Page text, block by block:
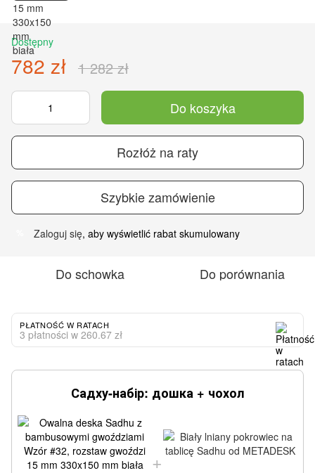
Dostępny
782 zł 1 282 zł
Do koszyka
Rozłóż na raty
Szybkie zamówienie
Zaloguj się, aby wyświetlić rabat skumulowany
Do schowka Do porównania
PŁATNOŚĆ W RATACH
3 płatności w 260.67 zł
Садху-набір: дошка + чохол